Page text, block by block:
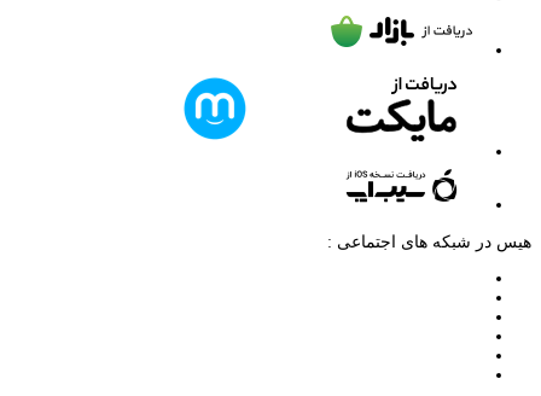
هیس در شبکه های اجتماعی :